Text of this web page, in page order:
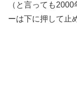
（と言っても
ーは下に押して止